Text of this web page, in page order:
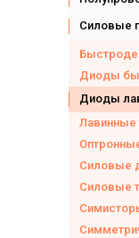
Силовые
Диоды
Диоды
Лавинные
Силовые
Силовые